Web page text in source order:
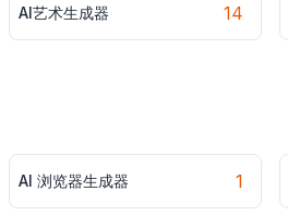
AI艺术生成器 14
AI 浏览器生成器 1